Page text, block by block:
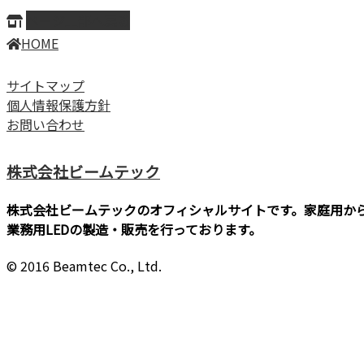
HOME
サイトマップ
個人情報保護方針
お問い合わせ
株式会社ビームテック
株式会社ビームテックのオフィシャルサイトです。家庭用か
業務用LEDの製造・販売を行っております。
© 2016 Beamtec Co., Ltd.